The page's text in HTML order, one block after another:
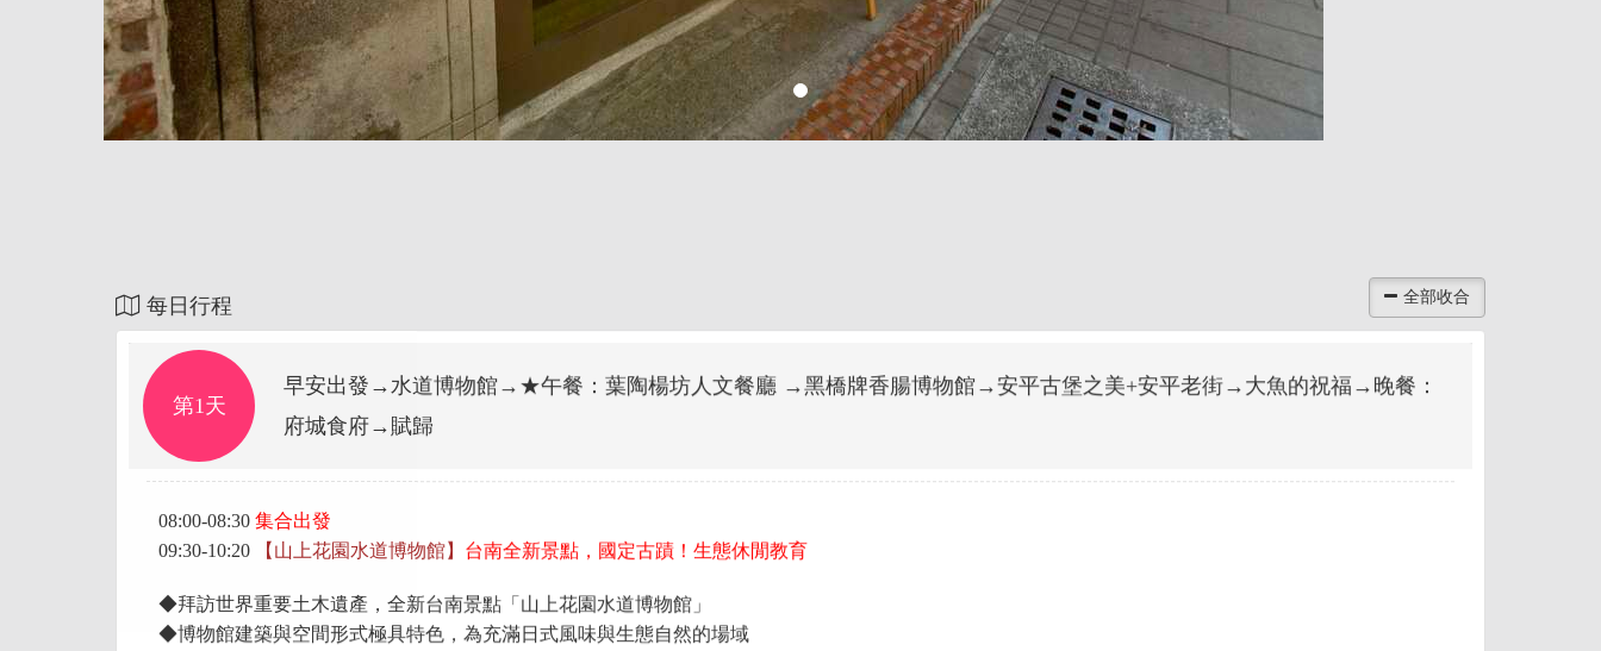
每日行程
第1天
早安出發→水道博物館→★午餐：葉陶楊坊人文餐廳 →黑橋牌香腸博物館→安平古堡之美+安平老街→大魚的祝福→晚餐：
府城食府→賦歸
08:00-08:30 集合出發
09:30-10:20
【山上花園水道博物館】 台南全新景點，國定古蹟！生態休閒教育
◆拜訪世界重要土木遺產，全新台南景點「山上花園水道博物館」
◆博物館建築與空間形式極具特色，為充滿日式風味與生態自然的場域